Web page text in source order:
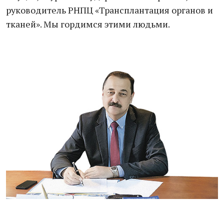
руководитель РНПЦ «Трансплантация органов и
тканей». Мы гордимся этими людьми.